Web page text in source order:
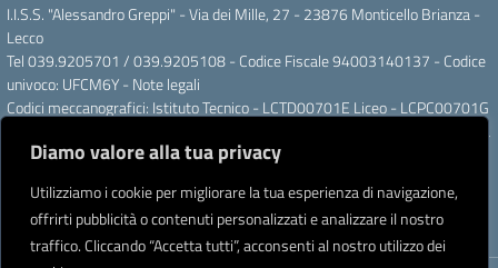
Diamo valore alla tua privacy
Utilizziamo i cookie per migliorare la tua esperienza di navigazione,
offrirti pubblicità o contenuti personalizzati e analizzare il nostro
traffico. Cliccando “Accetta tutti”, acconsenti al nostro utilizzo dei
I.I.S.S. "Alessandro Greppi" - Via dei Mille, 27 - 23876 Monticello Brianza -
Lecco
Tel 039.9205701 / 039.9205108 - Codice Fiscale 94003140137 - Codice
univoco: UFCM6Y - Note legali
Codici meccanografici: Istituto Tecnico - LCTD00701E Liceo - LCPC00701G
Posta elettronica ordinaria: LCIS007008@ISTRUZIONE.IT Posta elettronica
certificata: LCIS007008@PEC.ISTRUZIONE.IT
Intestato a: Istituto di Istruzione Secondaria Superiore A. Greppi
Partner tecnologicoCreative Software Lab S.r.l.